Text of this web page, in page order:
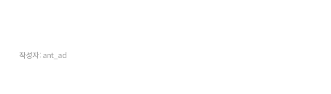
작성자: ant_ad